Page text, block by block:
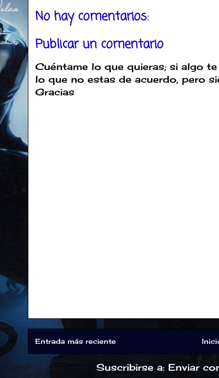
No hay comentarios:
Publicar un comentario
Cuéntame lo que quieras; si algo
lo que no estas de acuerdo, pero
Gracias
Entrada más reciente
Suscribirse a:Enviar